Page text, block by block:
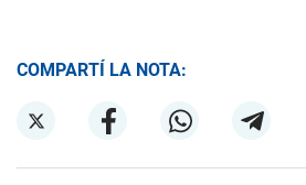
COMPARTÍ LA NOTA: